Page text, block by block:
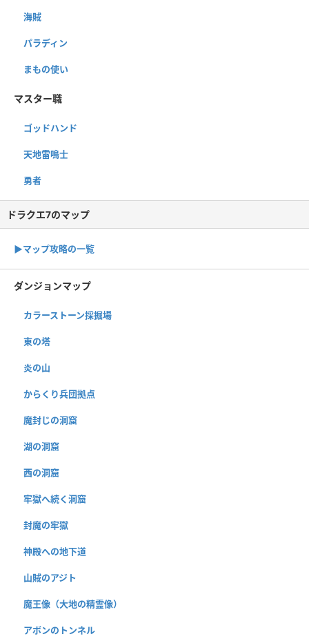
海賊
パラディン
まもの使い
マスター職
ゴッドハンド
天地雷鳴士
勇者
ドラクエ7のマップ
▶︎マップ攻略の一覧
ダンジョンマップ
カラーストーン採掘場
東の塔
炎の山
からくり兵団拠点
魔封じの洞窟
湖の洞窟
西の洞窟
牢獄へ続く洞窟
封魔の牢獄
神殿への地下道
山賊のアジト
魔王像（大地の精霊像）
アボンのトンネル